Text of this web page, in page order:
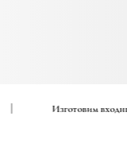
Изготовим